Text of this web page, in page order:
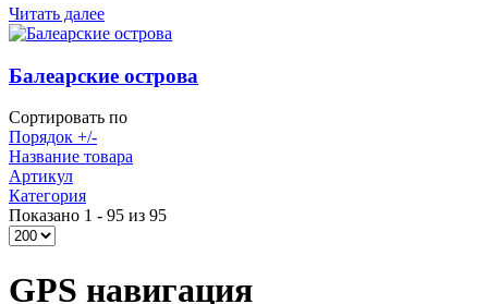
Читать далее
Балеарские острова
Сортировать по
Порядок +/-
Название товара
Артикул
Категория
Показано 1 - 95 из 95
GPS навигация